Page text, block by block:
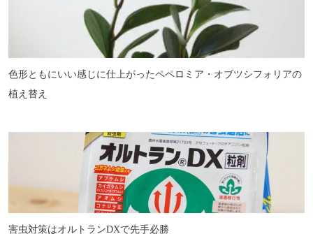
色形ともにいい感じに仕上がったペペロミア・オブツシフォリアの
植え替え
害虫対策はオルトランDXで先手必勝